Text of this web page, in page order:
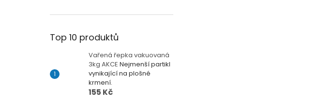
Top 10 produktů
Vařená řepka vakuovaná
3kg AKCE Nejmenší partikl
vynikající na plošné
krmení.
155 Kč